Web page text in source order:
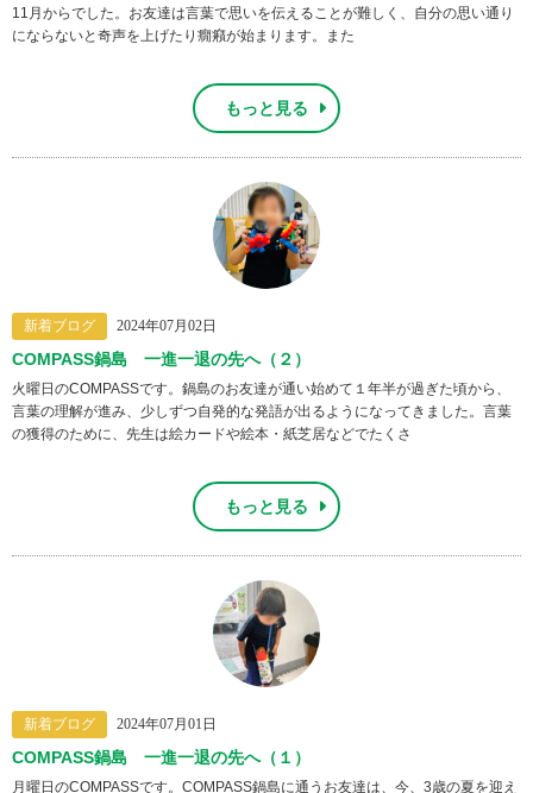
11月からでした。お友達は言葉で思いを伝えることが難しく、自分の思い通り
にならないと奇声を上げたり癇癪が始まります。また
もっと見る
新着ブログ 2024年07月02日
COMPASS鍋島 一進一退の先へ（２）
火曜日のCOMPASSです。鍋島のお友達が通い始めて１年半が過ぎた頃から、
言葉の理解が進み、少しずつ自発的な発語が出るようになってきました。言葉
の獲得のために、先生は絵カードや絵本・紙芝居などでたくさ
もっと見る
新着ブログ 2024年07月01日
COMPASS鍋島 一進一退の先へ（１）
月曜日のCOMPASSです。COMPASS鍋島に通うお友達は、今、3歳の夏を迎え